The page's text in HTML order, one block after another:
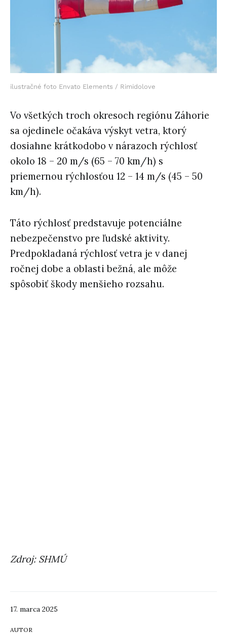
17. marca 2025
AUTOR
ilustračné foto Envato Elements / Rimidolove
Vo všetkých troch okresoch regiónu Záhorie
sa ojedinele očakáva výskyt vetra, ktorý
dosiahne krátkodobo v nárazoch rýchlosť
okolo 18 – 20 m/s (65 – 70 km/h) s
priemernou rýchlosťou 12 – 14 m/s (45 – 50
km/h).
Táto rýchlosť predstavuje potenciálne
nebezpečenstvo pre ľudské aktivity.
Predpokladaná rýchlosť vetra je v danej
ročnej dobe a oblasti bežná, ale môže
spôsobiť škody menšieho rozsahu.
Zdroj: SHMÚ